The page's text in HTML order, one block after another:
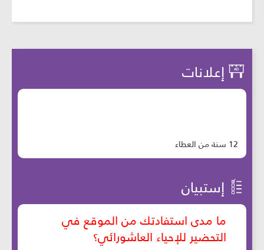
إعلانات
12 سنة من العطاء
إستبيان